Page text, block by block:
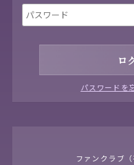
パスワードを
ファンクラブ